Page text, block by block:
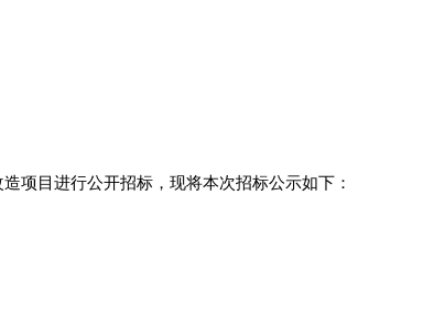
项目 进行公开招标，现将本次招标公示如下：